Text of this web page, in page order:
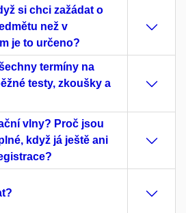
si chci zažádat o
než v
je to určeno?
termíny na
testy, zkoušky a
vlny? Proč jsou
když já ještě ani